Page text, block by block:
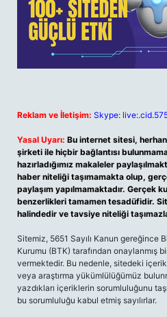
Reklam ve İletişim: Skype:
Yasal Uyarı: Bu internet sitesi,
şirketi ile hiçbir bağlantısı
hazırladığımız makaleler
haber niteliği taşımamakta olup,
paylaşım yapılmamaktadır. Gerçek
benzerlikleri tamamen tesadüfidir.
halindedir ve tavsiye niteliği
Sitemiz, 5651 Sayılı Kanun gereğince
Kurumu (BTK) tarafından onaylanmış
vermektedir. Bu nedenle, sitedeki
veya araştırma yükümlülüğümüz
yazdıkları içeriklerin sorumluluğunu
bu sorumluluğu kabul etmiş sayılırlar.